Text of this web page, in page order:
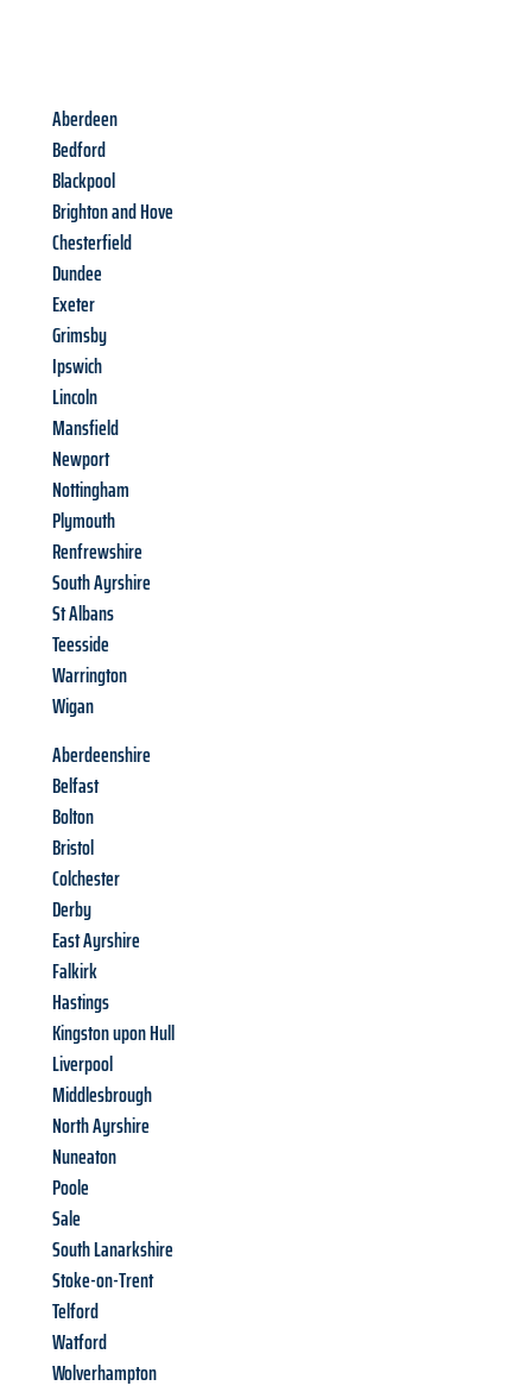
Aberdeen
Bedford
Blackpool
Brighton and Hove
Chesterfield
Dundee
Exeter
Grimsby
Ipswich
Lincoln
Mansfield
Newport
Nottingham
Plymouth
Renfrewshire
South Ayrshire
St Albans
Teesside
Warrington
Wigan
Aberdeenshire
Belfast
Bolton
Bristol
Colchester
Derby
East Ayrshire
Falkirk
Hastings
Kingston upon Hull
Liverpool
Middlesbrough
North Ayrshire
Nuneaton
Poole
Sale
South Lanarkshire
Stoke-on-Trent
Telford
Watford
Wolverhampton